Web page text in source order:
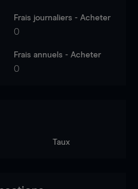
Frais journaliers - Acheter
0
Frais annuels - Acheter
0
Taux